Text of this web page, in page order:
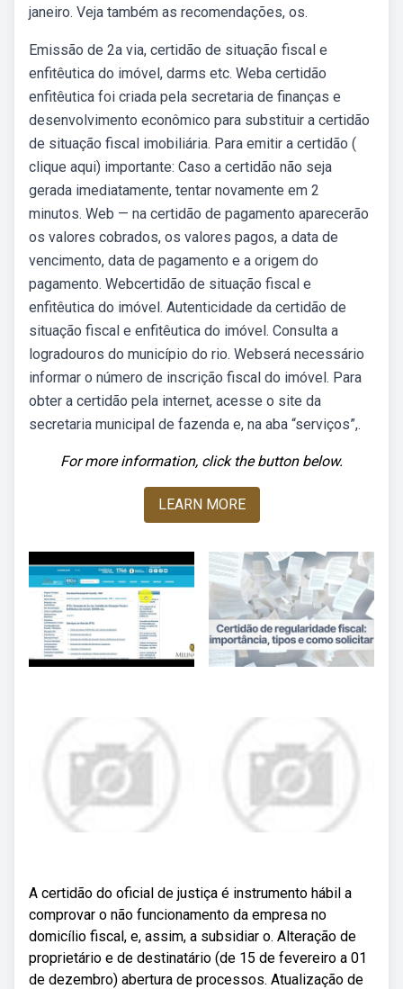
janeiro. Veja também as recomendações, os.
Emissão de 2a via, certidão de situação fiscal e
enfitêutica do imóvel, darms etc. Weba certidão
enfitêutica foi criada pela secretaria de finanças e
desenvolvimento econômico para substituir a certidão
de situação fiscal imobiliária. Para emitir a certidão (
clique aqui) importante: Caso a certidão não seja
gerada imediatamente, tentar novamente em 2
minutos. Web — na certidão de pagamento aparecerão
os valores cobrados, os valores pagos, a data de
vencimento, data de pagamento e a origem do
pagamento. Webcertidão de situação fiscal e
enfitêutica do imóvel. Autenticidade da certidão de
situação fiscal e enfitêutica do imóvel. Consulta a
logradouros do município do rio. Webserá necessário
informar o número de inscrição fiscal do imóvel. Para
obter a certidão pela internet, acesse o site da
secretaria municipal de fazenda e, na aba “serviços”,.
For more information, click the button below.
LEARN MORE
A certidão do oficial de justiça é instrumento hábil a
comprovar o não funcionamento da empresa no
domicílio fiscal, e, assim, a subsidiar o. Alteração de
proprietário e de destinatário (de 15 de fevereiro a 01
de dezembro) abertura de processos. Atualização de